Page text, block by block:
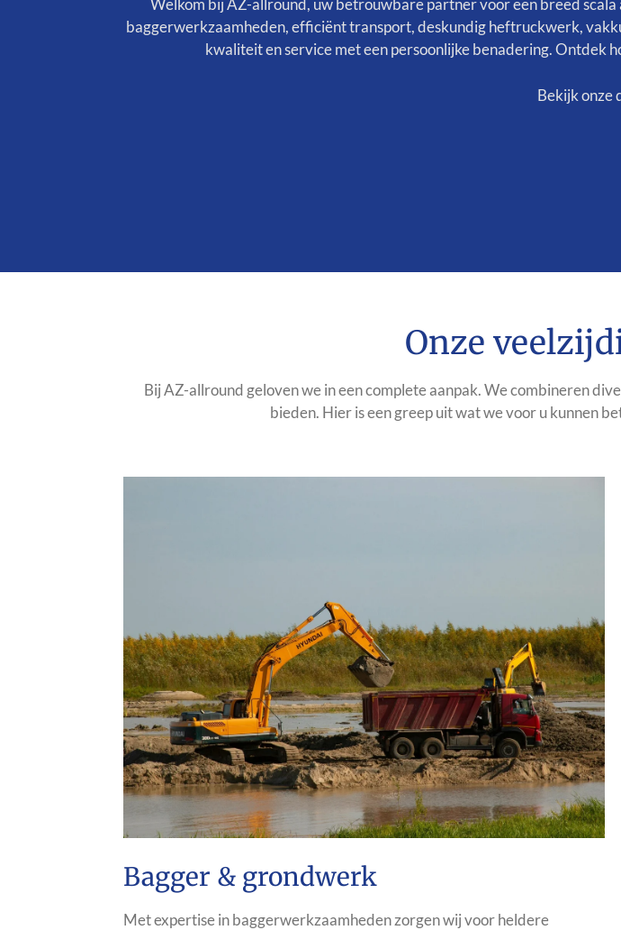
Welkom bij AZ-allround, uw betrouwbare partner voor een breed
baggerwerkzaamheden, efficiënt transport, deskundig heftruckwerk,
kwaliteit en service met een persoonlijke benadering. Ontdek
Bekijk onze
Onze
Bij AZ-allround geloven we in een complete aanpak. We combineren
bieden. Hier is een greep uit wat we voor u kunnen
Bagger & grondwerk
Met expertise in baggerwerkzaamheden zorgen wij voor heldere